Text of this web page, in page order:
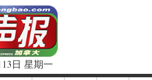
13日 星期一